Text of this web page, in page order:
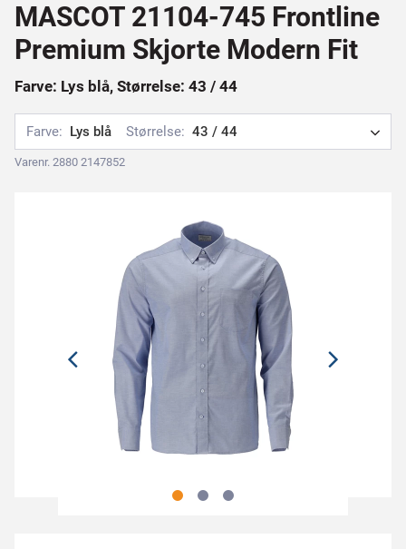
MASCOT 21104-745 Frontline
Premium Skjorte Modern Fit
Farve: Lys blå, Størrelse: 43 / 44
Farve: Lys blå Størrelse: 43 / 44
Varenr. 2880 2147852